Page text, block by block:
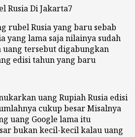
Rusia Di Jakarta7
rubel Rusia yang baru sebab
yang lama saja nilainya sudah
uang tersebut digabungkan
edisi tahun yang baru
uang Rupiah Rusia edisi
cukup besar Misalnya
uang Google lama itu
bukan kecil-kecil kalau uang